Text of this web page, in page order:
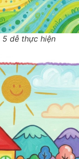
5 dễ thực hiện